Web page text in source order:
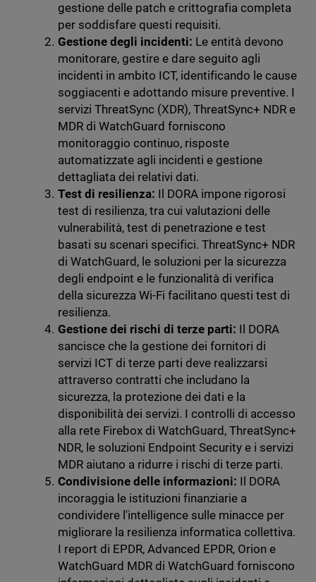
gestione delle patch e crittografia completa
per soddisfare questi requisiti.
Gestione degli incidenti: Le entità devono
monitorare, gestire e dare seguito agli
incidenti in ambito ICT, identificando le cause
soggiacenti e adottando misure preventive. I
servizi ThreatSync (XDR), ThreatSync+ NDR e
MDR di WatchGuard forniscono
monitoraggio continuo, risposte
automatizzate agli incidenti e gestione
dettagliata dei relativi dati.
Test di resilienza: Il DORA impone rigorosi
test di resilienza, tra cui valutazioni delle
vulnerabilità, test di penetrazione e test
basati su scenari specifici. ThreatSync+ NDR
di WatchGuard, le soluzioni per la sicurezza
degli endpoint e le funzionalità di verifica
della sicurezza Wi-Fi facilitano questi test di
resilienza.
Gestione dei rischi di terze parti: Il DORA
sancisce che la gestione dei fornitori di
servizi ICT di terze parti deve realizzarsi
attraverso contratti che includano la
sicurezza, la protezione dei dati e la
disponibilità dei servizi. I controlli di accesso
alla rete Firebox di WatchGuard, ThreatSync+
NDR, le soluzioni Endpoint Security e i servizi
MDR aiutano a ridurre i rischi di terze parti.
Condivisione delle informazioni: Il DORA
incoraggia le istituzioni finanziarie a
condividere l'intelligence sulle minacce per
migliorare la resilienza informatica collettiva.
I report di EPDR, Advanced EPDR, Orion e
WatchGuard MDR di WatchGuard forniscono